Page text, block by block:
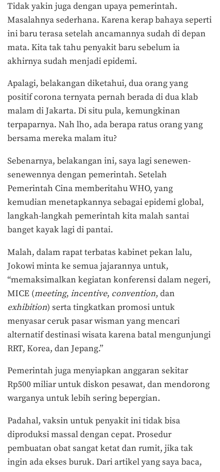
Tidak yakin juga dengan upaya pemerintah.
Masalahnya sederhana. Karena kerap bahaya seperti
ini baru terasa setelah ancamannya sudah di depan
mata. Kita tak tahu penyakit baru sebelum ia
akhirnya sudah menjadi epidemi.
Apalagi, belakangan diketahui, dua orang yang
positif corona ternyata pernah berada di dua klab
malam di Jakarta. Di situ pula, kemungkinan
terpaparnya. Nah lho, ada berapa ratus orang yang
bersama mereka malam itu?
Sebenarnya, belakangan ini, saya lagi senewen-
senewennya dengan pemerintah. Setelah
Pemerintah Cina memberitahu WHO, yang
kemudian menetapkannya sebagai epidemi global,
langkah-langkah pemerintah kita malah santai
banget kayak lagi di pantai.
Malah, dalam rapat terbatas kabinet pekan lalu,
Jokowi minta ke semua jajarannya untuk,
“memaksimalkan kegiatan konferensi dalam negeri,
MICE (meeting, incentive, convention, dan
exhibition) serta tingkatkan promosi untuk
menyasar ceruk pasar wisman yang mencari
alternatif destinasi wisata karena batal mengunjungi
RRT, Korea, dan Jepang.”
Pemerintah juga menyiapkan anggaran sekitar
Rp500 miliar untuk diskon pesawat, dan mendorong
warganya untuk lebih sering bepergian.
Padahal, vaksin untuk penyakit ini tidak bisa
diproduksi massal dengan cepat. Prosedur
pembuatan obat sangat ketat dan rumit, jika tak
ingin ada ekses buruk. Dari artikel yang saya baca,